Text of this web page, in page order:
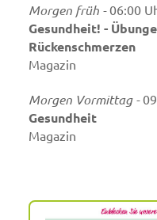
Morgen früh -06:00
Gesundheit! -
Rückenschmerzen
Magazin
Morgen Vormittag -
Gesundheit
Magazin